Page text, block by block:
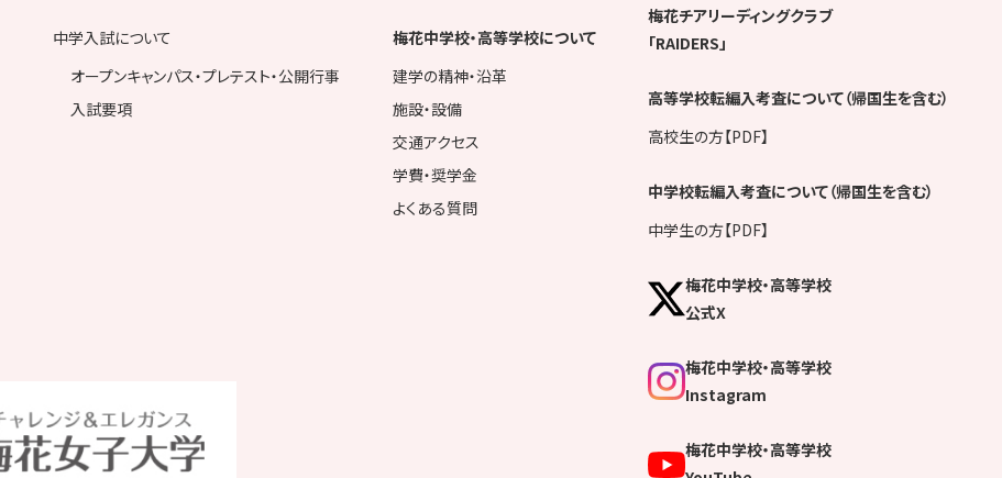
中学入試について
オープンキャンパス・プレテスト・公開行事
入試要項
梅花中学校・高等学校について
建学の精神・沿革
施設・設備
交通アクセス
学費・奨学金
よくある質問
梅花チアリーディングクラブ
「RAIDERS」
高等学校転編入考査について（帰国生を含む）
高校生の方【PDF】
中学校転編入考査について（帰国生を含む）
中学生の方【PDF】
梅花中学校・高等学校
公式X
梅花中学校・高等学校
Instagram
梅花中学校・高等学校